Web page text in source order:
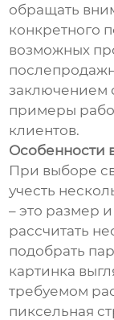
обращать
конкретного
возможных
заключением
примеры
клиентов.
Особенности
При выборе
учесть
– это размер
рассчитать
подобрать
картинка
требуемом
пиксельная